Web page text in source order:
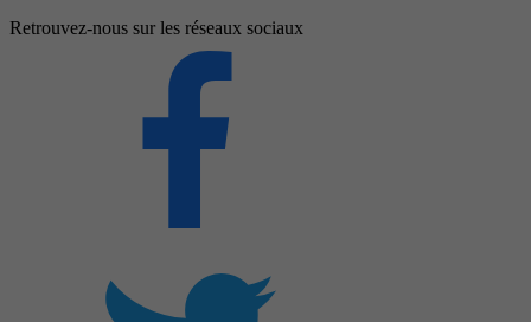
Retrouvez-nous sur les réseaux sociaux